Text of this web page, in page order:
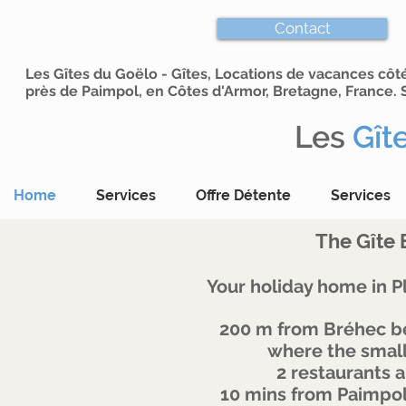
Contact
Les Gîtes du Goëlo - Gîtes, Locations de vacances
près de Paimpol, en Côtes d'Armor, Bretagne, France.
Les
Home Services Offre Détente Services
The Gîte
Your holiday home in
200 m from Bréhec
where the
2 restaurants
10 mins from